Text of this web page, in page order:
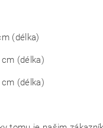
(délka)
(délka)
(délka)